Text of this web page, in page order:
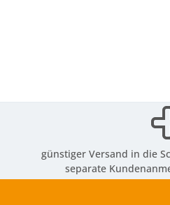
günstiger Versand in die
separate